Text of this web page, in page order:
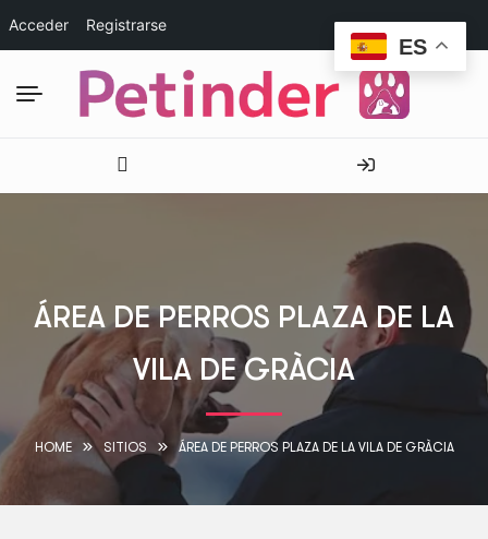
Acceder Registrarse
ÁREA DE PERROS PLAZA DE LA
VILA DE GRÀCIA
HOME SITIOS ÁREA DE PERROS PLAZA DE LA VILA DE GRÀCIA
ES